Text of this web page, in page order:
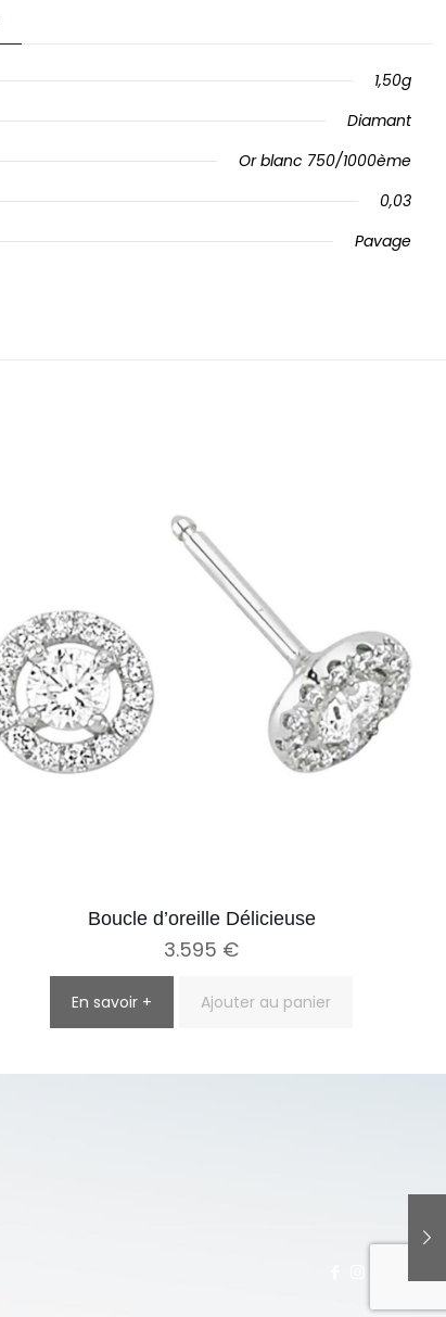
1,50g
Diamant
Or blanc 750/1000ème
0,03
Pavage
Boucle d’oreille Délicieuse
3.595 €
En savoir + Ajouter au panier